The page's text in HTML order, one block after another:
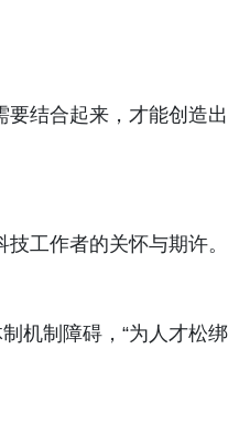
结合起来，才能创造
工作者的关怀与期许。
机制障碍，“为人才松